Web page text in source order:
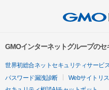
GMOインターネットグループの
世界初総合ネットセキュリティサービ
パスワード漏洩診断
Webサイトリ